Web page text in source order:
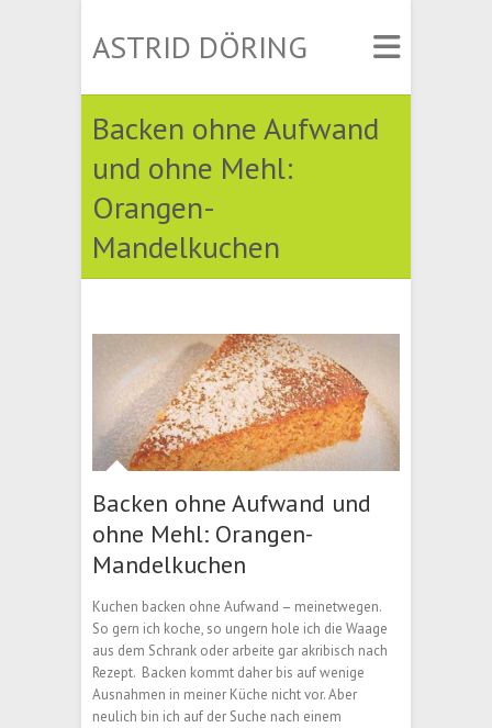
ASTRID DÖRING
Backen ohne Aufwand
und ohne Mehl:
Orangen-
Mandelkuchen
Backen ohne Aufwand und
ohne Mehl: Orangen-
Mandelkuchen
Kuchen backen ohne Aufwand – meinetwegen.
So gern ich koche, so ungern hole ich die Waage
aus dem Schrank oder arbeite gar akribisch nach
Rezept. Backen kommt daher bis auf wenige
Ausnahmen in meiner Küche nicht vor. Aber
neulich bin ich auf der Suche nach einem